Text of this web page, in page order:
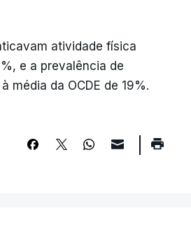
atividade física
e a prevalência de
média da OCDE de 19%.